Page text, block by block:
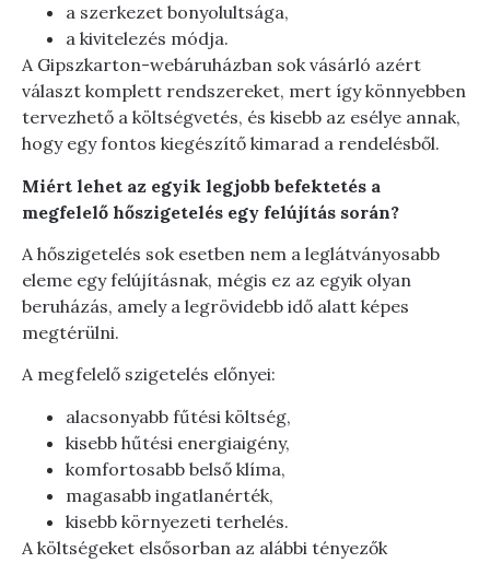
a szerkezet bonyolultsága,
a kivitelezés módja.
A Gipszkarton-webáruházban sok vásárló azért
választ komplett rendszereket, mert így könnyebben
tervezhető a költségvetés, és kisebb az esélye annak,
hogy egy fontos kiegészítő kimarad a rendelésből.
Miért lehet az egyik legjobb befektetés a
megfelelő hőszigetelés egy felújítás során?
A hőszigetelés sok esetben nem a leglátványosabb
eleme egy felújításnak, mégis ez az egyik olyan
beruházás, amely a legrövidebb idő alatt képes
megtérülni.
A megfelelő szigetelés előnyei:
alacsonyabb fűtési költség,
kisebb hűtési energiaigény,
komfortosabb belső klíma,
magasabb ingatlanérték,
kisebb környezeti terhelés.
A költségeket elsősorban az alábbi tényezők